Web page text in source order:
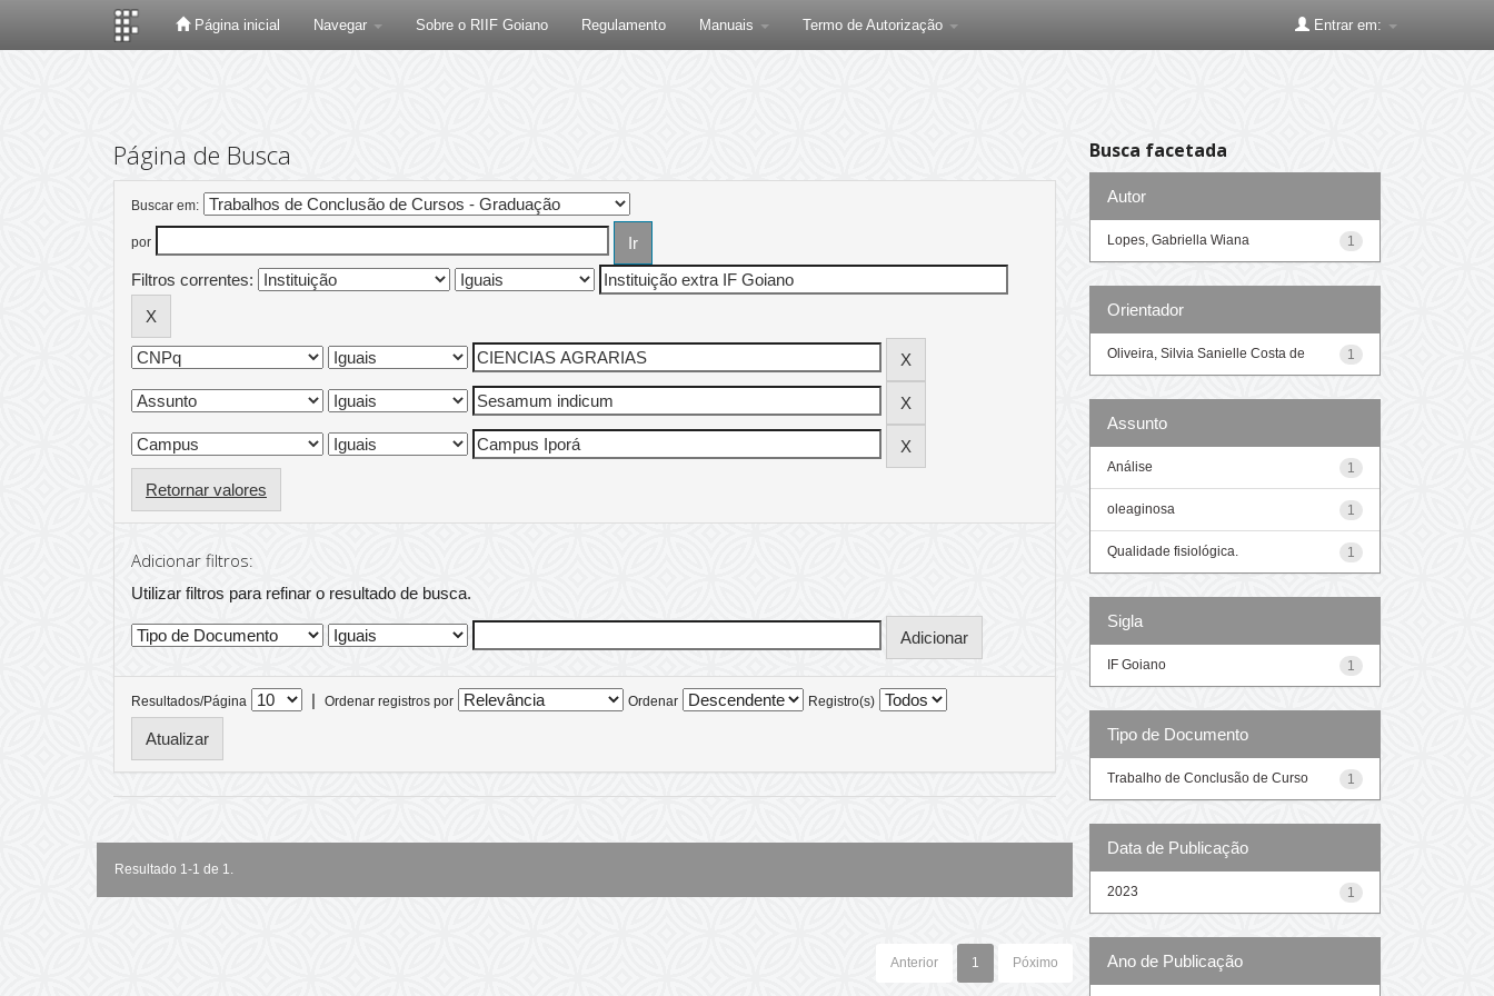
Página inicial Navegar Sobre o RIIF Goiano Regulamento Manuais Termo de Autorização Entrar em:
Página de Busca
Buscar em:
por
Filtros correntes:
Retornar valores
Adicionar filtros:
Utilizar filtros para refinar o resultado de busca.
Resultados/Página | Ordenar registros por Ordenar Registro(s)
Resultado 1-1 de 1.
Anterior 1 Póximo
Busca facetada
Autor
1
Lopes, Gabriella Wiana
Orientador
1
Oliveira, Silvia Sanielle Costa de
Assunto
1
Análise
1
oleaginosa
1
Qualidade fisiológica.
Sigla
1
IF Goiano
Tipo de Documento
1
Trabalho de Conclusão de Curso
Data de Publicação
1
2023
Ano de Publicação